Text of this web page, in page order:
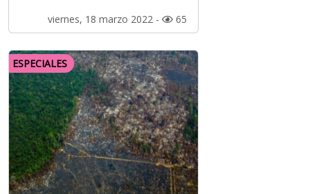
viernes, 18 marzo 2022 - 65
ESPECIALES